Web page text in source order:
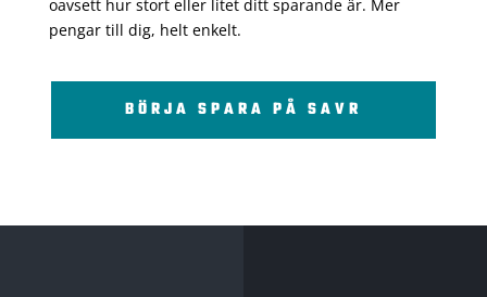
oavsett hur stort eller litet ditt sparande är. Mer
pengar till dig, helt enkelt.
BÖRJA SPARA PÅ SAVR